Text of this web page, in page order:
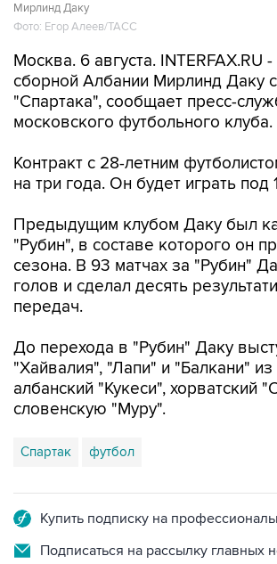
Мирлинд Даку
Фото: Егор Алеев/ТАСС
Москва. 6 августа. INTERFAX.RU
сборной Албании Мирлинд Даку
"Спартака", сообщает пресс-
московского футбольного клуба.
Контракт с 28-летним
на три года. Он будет играть
Предыдущим клубом Даку был
"Рубин", в составе которого он
сезона. В 93 матчах за "Рубин"
голов и сделал десять
передач.
До перехода в "Рубин" Даку
"Хайвалия", "Лапи" и "Балкани" из
албанский "Кукеси", хорватский
словенскую "Муру".
Спартак футбол
Купить подписку на
Подписаться на рассылку главных